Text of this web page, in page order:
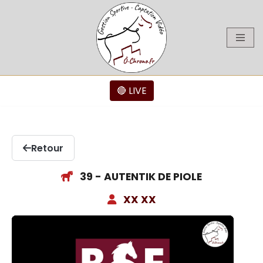
🔴 LIVE
Retour
39 - AUTENTIK DE PIOLE
XX XX